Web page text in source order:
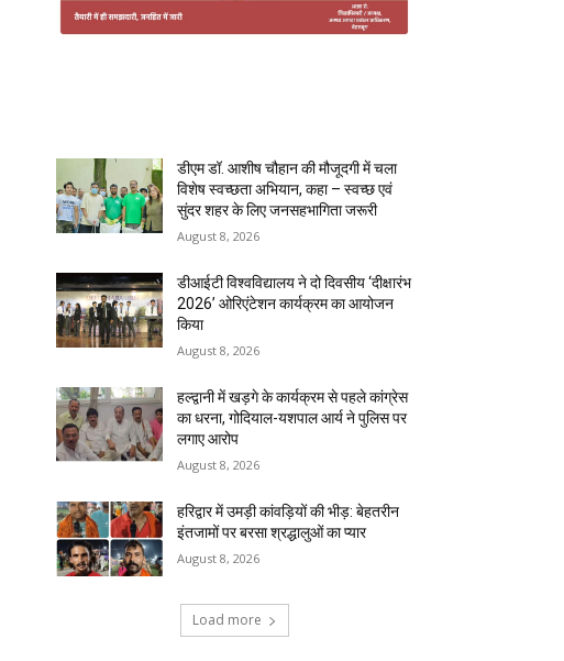
डीएम डॉ. आशीष चौहान की मौजूदगी में चला
विशेष स्वच्छता अभियान, कहा – स्वच्छ एवं
सुंदर शहर के लिए जनसहभागिता जरूरी
August 8, 2026
डीआईटी विश्वविद्यालय ने दो दिवसीय ‘दीक्षारंभ
2026’ ओरिएंटेशन कार्यक्रम का आयोजन
किया
August 8, 2026
हल्द्वानी में खड़गे के कार्यक्रम से पहले कांग्रेस
का धरना, गोदियाल-यशपाल आर्य ने पुलिस पर
लगाए आरोप
August 8, 2026
हरिद्वार में उमड़ी कांवड़ियों की भीड़: बेहतरीन
इंतजामों पर बरसा श्रद्धालुओं का प्यार
August 8, 2026
Load more